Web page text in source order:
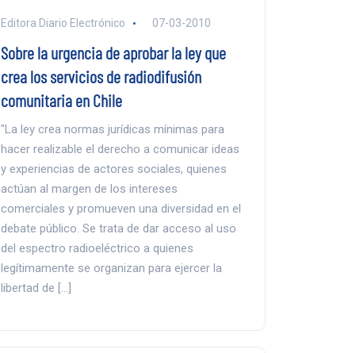
Editora Diario Electrónico 07-03-2010
Sobre la urgencia de aprobar la ley que
crea los servicios de radiodifusión
comunitaria en Chile
"La ley crea normas jurídicas mínimas para
hacer realizable el derecho a comunicar ideas
y experiencias de actores sociales, quienes
actúan al margen de los intereses
comerciales y promueven una diversidad en el
debate público. Se trata de dar acceso al uso
del espectro radioeléctrico a quienes
legítimamente se organizan para ejercer la
libertad de […]